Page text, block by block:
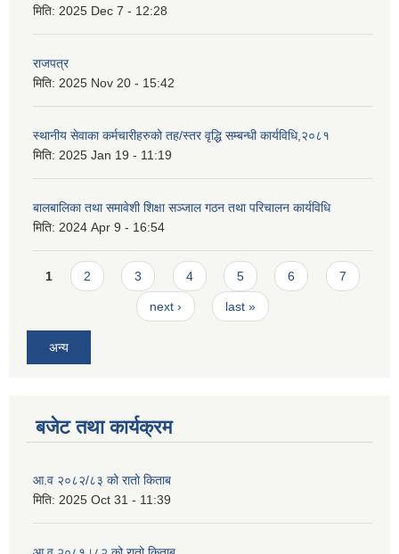
मिति: 2025 Dec 7 - 12:28
राजपत्र
मिति: 2025 Nov 20 - 15:42
स्थानीय सेवाका कर्मचारीहरुको तह/स्तर वृद्धि सम्बन्धी कार्यविधि,२०८१
मिति: 2025 Jan 19 - 11:19
बालबालिका तथा समावेशी शिक्षा सञ्जाल गठन तथा परिचालन कार्यविधि
मिति: 2024 Apr 9 - 16:54
Pages
1 2 3 4 5 6 7
next › last »
अन्य
बजेट तथा कार्यक्रम
आ.व २०८२/८३ को रातो किताब
मिति: 2025 Oct 31 - 11:39